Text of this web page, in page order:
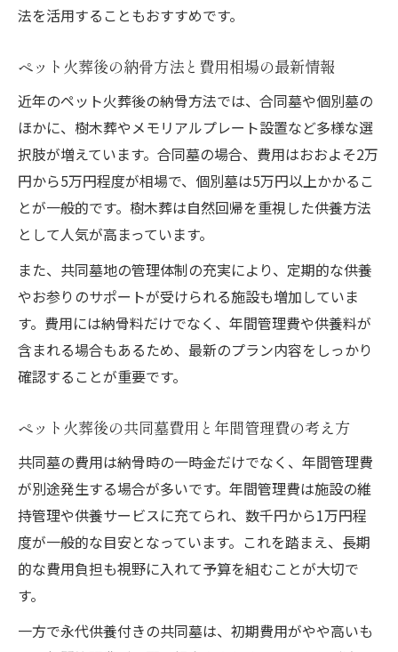
法を活用することもおすすめです。
ペット火葬後の納骨方法と費用相場の最新情報
近年のペット火葬後の納骨方法では、合同墓や個別墓の
ほかに、樹木葬やメモリアルプレート設置など多様な選
択肢が増えています。合同墓の場合、費用はおおよそ2万
円から5万円程度が相場で、個別墓は5万円以上かかるこ
とが一般的です。樹木葬は自然回帰を重視した供養方法
として人気が高まっています。
また、共同墓地の管理体制の充実により、定期的な供養
やお参りのサポートが受けられる施設も増加していま
す。費用には納骨料だけでなく、年間管理費や供養料が
含まれる場合もあるため、最新のプラン内容をしっかり
確認することが重要です。
ペット火葬後の共同墓費用と年間管理費の考え方
共同墓の費用は納骨時の一時金だけでなく、年間管理費
が別途発生する場合が多いです。年間管理費は施設の維
持管理や供養サービスに充てられ、数千円から1万円程
度が一般的な目安となっています。これを踏まえ、長期
的な費用負担も視野に入れて予算を組むことが大切で
す。
一方で永代供養付きの共同墓は、初期費用がやや高いも